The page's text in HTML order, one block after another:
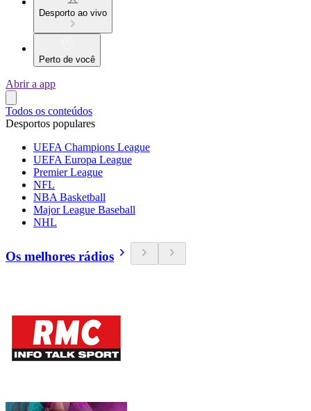
Desporto ao vivo
Perto de você
Abrir a app
Todos os conteúdos
Desportos populares
UEFA Champions League
UEFA Europa League
Premier League
NFL
NBA Basketball
Major League Baseball
NHL
Os melhores rádios